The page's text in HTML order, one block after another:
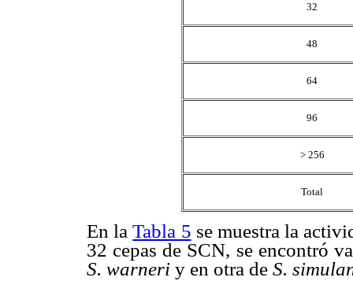
32
48
64
96
> 256
Total
En laTabla 5 se muestra la
32 cepas de SCN, se encontró
S. warneri y en otra de S.